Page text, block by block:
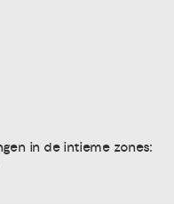
in de intieme zones: